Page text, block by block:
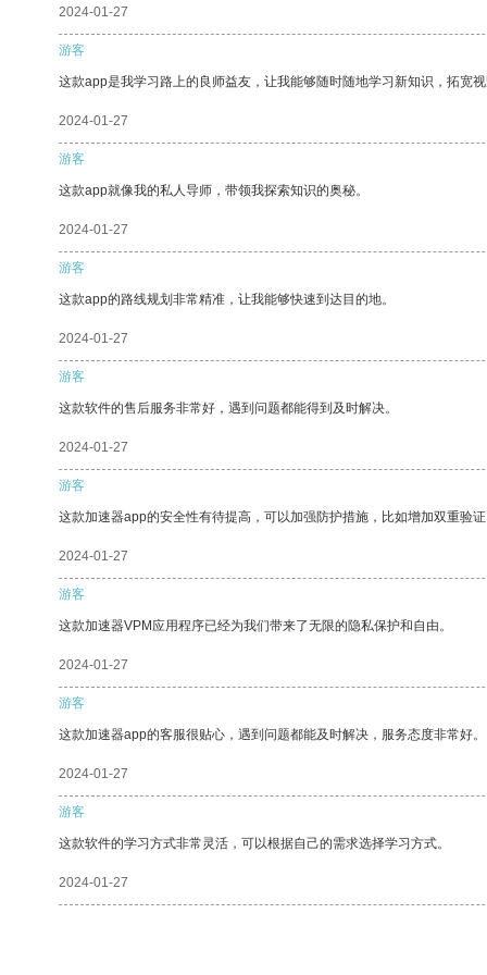
2024-01-27
游客
这款app是我学习路上的良师益友，让我能够随时随地学习新知识，拓宽
2024-01-27
游客
这款app就像我的私人导师，带领我探索知识的奥秘。
2024-01-27
游客
这款app的路线规划非常精准，让我能够快速到达目的地。
2024-01-27
游客
这款软件的售后服务非常好，遇到问题都能得到及时解决。
2024-01-27
游客
这款加速器app的安全性有待提高，可以加强防护措施，比如增加双重验
2024-01-27
游客
这款加速器VPM应用程序已经为我们带来了无限的隐私保护和自由。
2024-01-27
游客
这款加速器app的客服很贴心，遇到问题都能及时解决，服务态度非常好。
2024-01-27
游客
这款软件的学习方式非常灵活，可以根据自己的需求选择学习方式。
2024-01-27